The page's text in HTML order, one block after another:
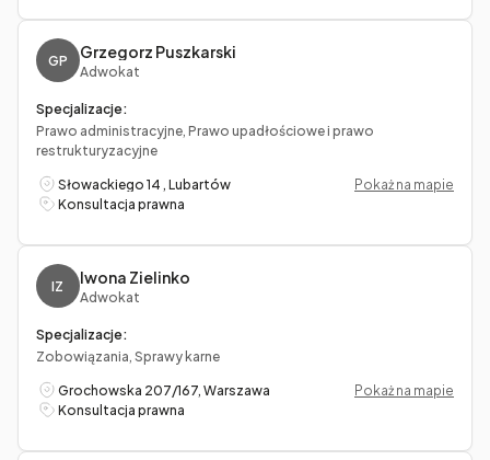
GP Grzegorz Puszkarski
Adwokat
Specjalizacje:
Prawo administracyjne, Prawo upadłościowe i prawo
restrukturyzacyjne
Słowackiego 14 , Lubartów
Pokaż na mapie
Konsultacja prawna
IZ Iwona Zielinko
Adwokat
Specjalizacje:
Zobowiązania, Sprawy karne
Grochowska 207/167, Warszawa
Pokaż na mapie
Konsultacja prawna